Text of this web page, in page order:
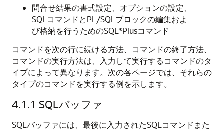
問合せ結果の書式設定、オプションの設定、
SQLコマンドとPL/SQLブロックの編集およ
び格納を行うためのSQL*Plusコマンド
コマンドを次の行に続ける方法、コマンドの終了方法、
コマンドの実行方法は、入力して実行するコマンドのタ
イプによって異なります。次の各ページでは、それらの
タイプのコマンドを実行する例を示します。
4.1.1 SQLバッファ
SQLバッファには、最後に入力されたSQLコマンドまた